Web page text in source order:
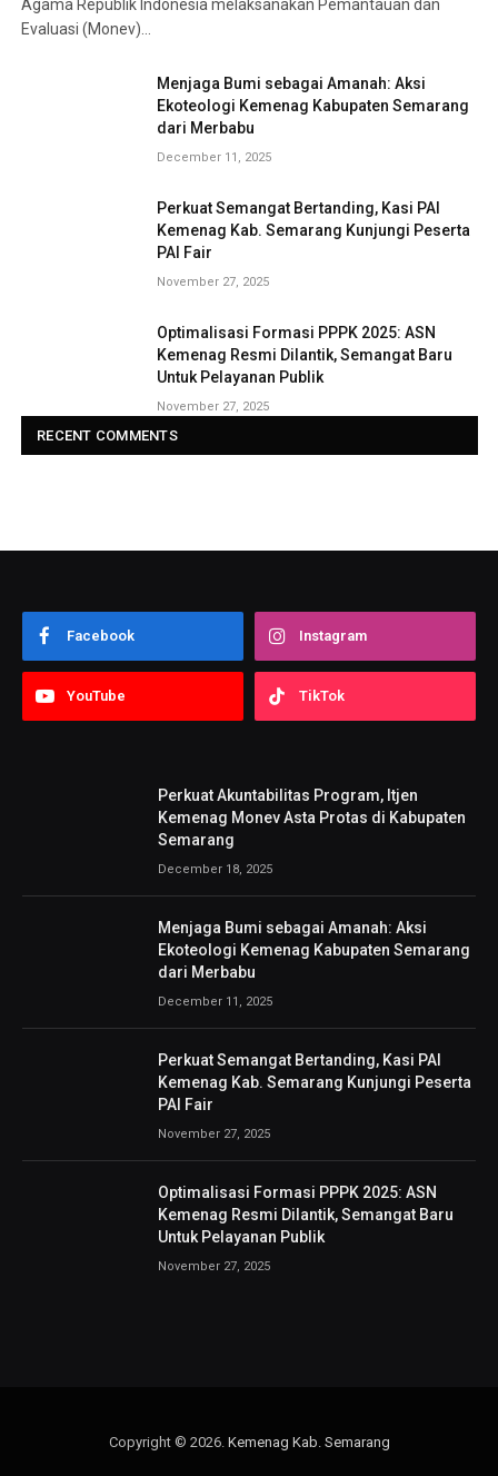
Agama Republik Indonesia melaksanakan Pemantauan dan
Evaluasi (Monev)…
Menjaga Bumi sebagai Amanah: Aksi
Ekoteologi Kemenag Kabupaten Semarang
dari Merbabu
December 11, 2025
Perkuat Semangat Bertanding, Kasi PAI
Kemenag Kab. Semarang Kunjungi Peserta
PAI Fair
November 27, 2025
Optimalisasi Formasi PPPK 2025: ASN
Kemenag Resmi Dilantik, Semangat Baru
Untuk Pelayanan Publik
November 27, 2025
RECENT COMMENTS
Facebook Instagram
YouTube TikTok
Perkuat Akuntabilitas Program, Itjen
Kemenag Monev Asta Protas di Kabupaten
Semarang
December 18, 2025
Menjaga Bumi sebagai Amanah: Aksi
Ekoteologi Kemenag Kabupaten Semarang
dari Merbabu
December 11, 2025
Perkuat Semangat Bertanding, Kasi PAI
Kemenag Kab. Semarang Kunjungi Peserta
PAI Fair
November 27, 2025
Optimalisasi Formasi PPPK 2025: ASN
Kemenag Resmi Dilantik, Semangat Baru
Untuk Pelayanan Publik
November 27, 2025
Copyright © 2026. Kemenag Kab. Semarang